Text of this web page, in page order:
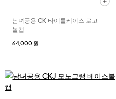
남녀공용 CK 타이틀케이스 로고
볼캡
64,000 원